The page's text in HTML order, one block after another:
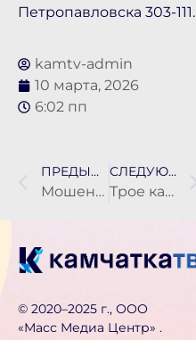
Петропавловска 303-111.
kamtv-admin
10 марта, 2026
6:02 пп
ПРЕДЫДУЩАЯ НОВОСТЬ
Мошенники выманили у камчатца около 4 млн рублей
СЛЕДУЮЩАЯ НОВОСТЬ
Трое камчатцев стали призерами конкурса «Дальний Восток — земля приключений»
©️ 2020–2025 г., ООО
«Масс Медиа Центр» .